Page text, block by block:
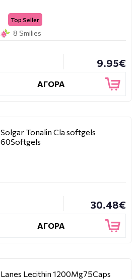
Top Seller
8 Smilies
9.95€
ΑΓΟΡΑ
Solgar Tonalin Cla softgels
60Softgels
30.48€
ΑΓΟΡΑ
Lanes Lecithin 1200Mg75Caps